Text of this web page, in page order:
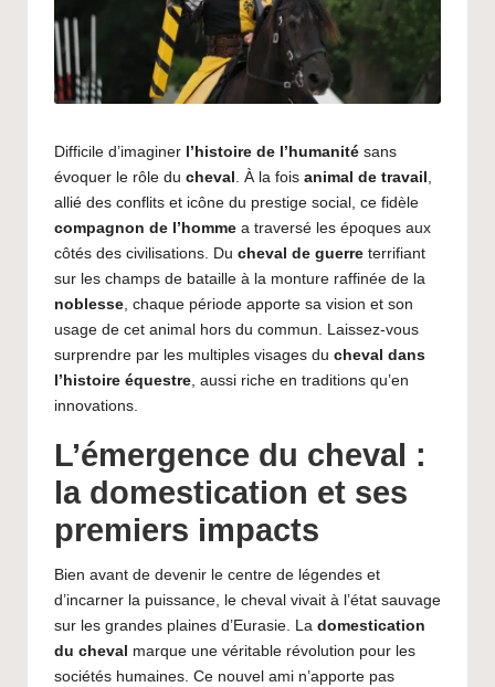
Difficile d’imaginer l’histoire de l’humanité sans
évoquer le rôle du cheval . À la fois animal de travail ,
allié des conflits et icône du prestige social, ce fidèle
compagnon de l’homme a traversé les époques aux
côtés des civilisations. Du cheval de guerre terrifiant
sur les champs de bataille à la monture raffinée de la
noblesse, chaque période apporte sa vision et son
usage de cet animal hors du commun. Laissez-vous
surprendre par les multiples visages du cheval dans
l’histoire équestre, aussi riche en traditions qu’en
innovations.
L’émergence du cheval :
la domestication et ses
premiers impacts
Bien avant de devenir le centre de légendes et
d’incarner la puissance, le cheval vivait à l’état sauvage
sur les grandes plaines d’Eurasie. La domestication
du cheval marque une véritable révolution pour les
sociétés humaines. Ce nouvel ami n’apporte pas